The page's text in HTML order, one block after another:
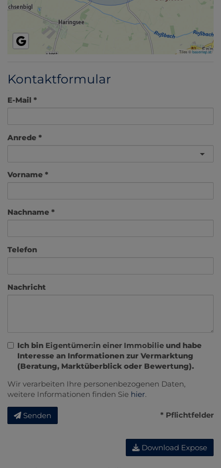
Tiles ©basemap.at
Kontaktformular
E-Mail
Anrede
Vorname
Nachname
Telefon
Nachricht
Ich bin Eigentümer:in einer Immobilie und habe
Interesse an Informationen zur Vermarktung
(Beratung, Marktüberblick oder Bewertung).
Wir verarbeiten Ihre personenbezogenen Daten,
weitere Informationen finden Sie hier.
Senden * Pflichtfelder
Download Expose